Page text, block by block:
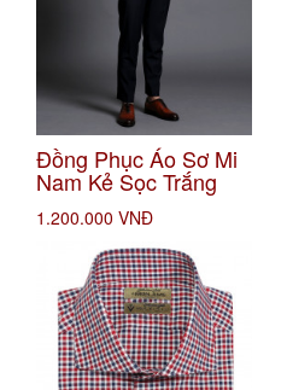
Đồng Phục Áo Sơ Mi
Nam Kẻ Sọc Trắng
1.200.000 VNĐ